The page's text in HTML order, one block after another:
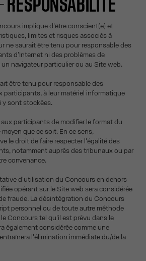
RESPONSABILITÉ
implique d'être conscient(e) et
limites et risques associés à
ne saurait être tenu pour responsable des
d'Internet ni des problèmes de
navigateur particulier ou au Site web.
être tenu pour responsable des
participants, à leur matériel informatique
y sont stockées.
participants de modifier le format du
que ce soit. En ce sens,
le droit de faire respecter l'égalité des
notamment auprès des tribunaux ou par
convenance.
d'utilisation du Concours en dehors
opérant sur le Site web sera considérée
fraude. La désintégration du Concours
personnel ou de toute autre méthode
Concours tel qu'il est prévu dans le
également considérée comme une
l'élimination immédiate du/de la